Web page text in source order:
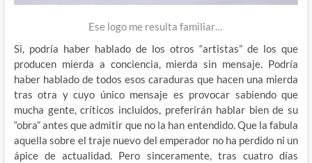
Ese logo me resulta familiar…
Si, podría haber hablado de los otros “artistas” de los que
producen mierda a conciencia, mierda sin mensaje. Podría
haber hablado de todos esos caraduras que hacen una mierda
tras otra y cuyo único mensaje es provocar sabiendo que
mucha gente, críticos incluidos, preferirán hablar bien de su
“obra” antes que admitir que no la han entendido. Que la fabula
aquella sobre el traje nuevo del emperador no ha perdido ni un
ápice de actualidad. Pero sinceramente, tras cuatro días